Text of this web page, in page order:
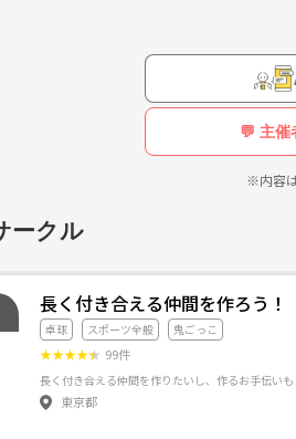
💬 主催
※内容
ークル
長く付き合える仲間を作ろう！
卓球 スポーツ全般 鬼ごっこ
★★★★★ 99件
長く付き合える仲間を作りたいし、作るお手伝い
東京都